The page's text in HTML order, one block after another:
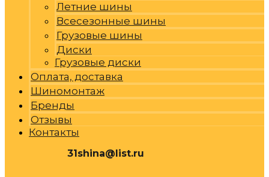
Летние шины
Всесезонные шины
Грузовые шины
Диски
Грузовые диски
Оплата, доставка
Шиномонтаж
Бренды
Отзывы
Контакты
31shina@list.ru